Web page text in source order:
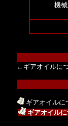
機
←ギアオイルに
ギアオイルに
ギアオイルに